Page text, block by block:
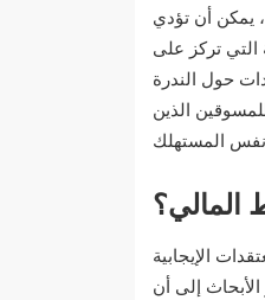
يمكن أن تؤدي
التي تركز على
حول الندرة
الذين
المالي؟
الإيجابية
إلى أن